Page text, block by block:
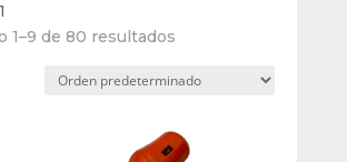
1–9 de 80 resultados